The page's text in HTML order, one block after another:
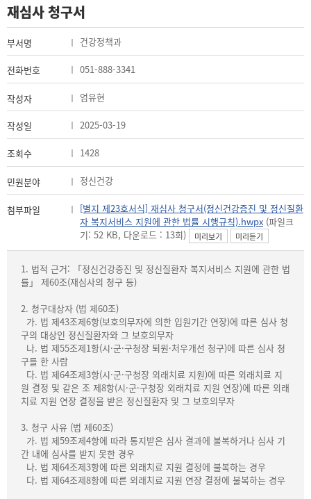
재심사 청구서
부서명 건강정책과
전화번호 051-888-3341
작성자 엄유현
작성일 2025-03-19
조회수 1428
민원분야 정신건강
첨부파일
[별지 제23호서식] 재심사 청구서(정신건강증진 및 정신질환
자 복지서비스 지원에 관한 법률 시행규칙).hwpx (파일크
기: 52 KB, 다운로드 : 13회)
미리보기 미리듣기
1. 법적 근거: 「정신건강증진 및 정신질환자 복지서비스 지원에 관한 법
률」 제60조(재심사의 청구 등)
2. 청구대상자 (법 제60조)
가. 법 제43조제6항(보호의무자에 의한 입원기간 연장)에 따른 심사 청
구의 대상인 정신질환자와 그 보호의무자
나. 법 제55조제1항(시·군·구청장 퇴원·처우개선 청구)에 따른 심사 청
구를 한 사람
다. 법 제64조제3항(시·군·구청장 외래치료 지원)에 따른 외래치료 지
원 결정 및 같은 조 제8항(시·군·구청장 외래치료 지원 연장)에 따른 외래
치료 지원 연장 결정을 받은 정신질환자 및 그 보호의무자
3. 청구 사유 (법 제60조)
가. 법 제59조제4항에 따라 통지받은 심사 결과에 불복하거나 심사 기
간 내에 심사를 받지 못한 경우
나. 법 제64조제3항에 따른 외래치료 지원 결정에 불복하는 경우
다. 법 제64조제8항에 따른 외래치료 지원 연장 결정에 불복하는 경우